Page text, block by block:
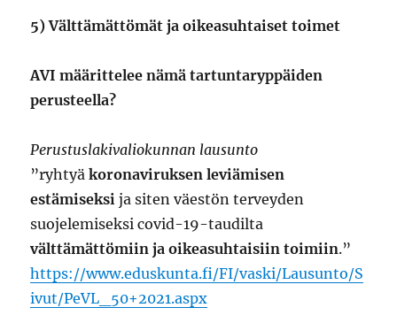
5) Välttämättömät ja oikeasuhtaiset toimet
AVI määrittelee nämä tartuntaryppäiden
perusteella?
Perustuslakivaliokunnan lausunto
”ryhtyäkoronaviruksen leviämisen
estämiseksija siten väestön terveyden
suojelemiseksi covid-19-taudilta
välttämättömiin ja oikeasuhtaisiin toimiin.”
https://www.eduskunta.fi/FI/vaski/Lausunto/S
ivut/PeVL_50+2021.aspx